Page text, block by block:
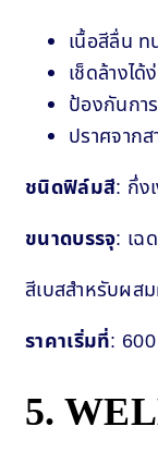
เนื้อสีลื่น ท
เช็ดล้างได้
ป้องกันกา
ปราศจาก
ชนิดฟิล์มสี: กึ่ง
ขนาดบรรจุ: เฉ
สีเบสสำหรับผส
ราคาเริ่มที่:
5.